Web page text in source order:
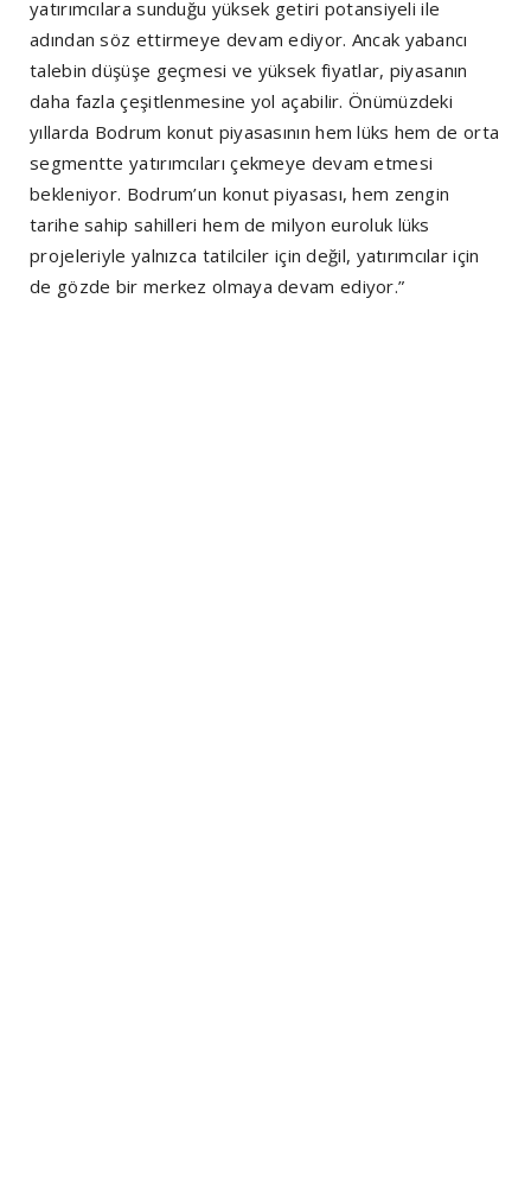
yatırımcılara sunduğu yüksek getiri potansiyeli ile
adından söz ettirmeye devam ediyor. Ancak yabancı
talebin düşüşe geçmesi ve yüksek fiyatlar, piyasanın
daha fazla çeşitlenmesine yol açabilir. Önümüzdeki
yıllarda Bodrum konut piyasasının hem lüks hem de orta
segmentte yatırımcıları çekmeye devam etmesi
bekleniyor. Bodrum’un konut piyasası, hem zengin
tarihe sahip sahilleri hem de milyon euroluk lüks
projeleriyle yalnızca tatilciler için değil, yatırımcılar için
de gözde bir merkez olmaya devam ediyor.”